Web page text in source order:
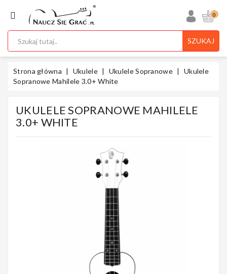
KATEGORIA
Ukulele
Gitary
0
SZUKAJ
Strona główna Ukulele Ukulele Sopranowe
Ukulele
Sopranowe Mahilele 3.0+ White
UKULELE SOPRANOWE MAHILELE
3.0+ WHITE